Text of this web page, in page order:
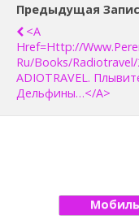
Предыдущая
<a
Href=http://
Ru/books/radiotravel/
ADIOTRAVEL.
Дельфины…</a>